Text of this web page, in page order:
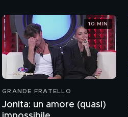
GRANDE FRATELLO
Jonita: un amore (quasi)
10 MIN